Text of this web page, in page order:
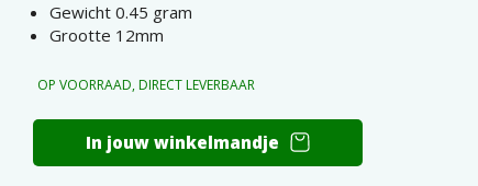
Gewicht 0.45 gram
Grootte 12mm
OP VOORRAAD, DIRECT LEVERBAAR
Ronde
oorbellenIn jouw winkelmandje